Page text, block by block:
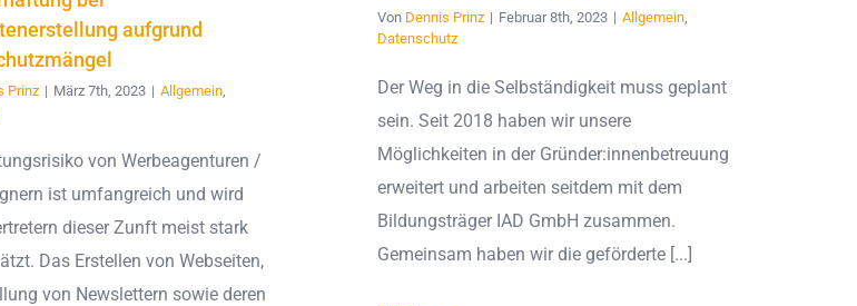
aufgrund
Prinz | März 7th, 2023 | Allgemein
von Werbeagenturen /
ist umfangreich und wird
dieser Zunft meist stark
Das Erstellen von Webseiten,
von Newslettern sowie deren
Von Dennis Prinz | Februar 8th, 2023 | Allgemein,
Datenschutz
Der Weg in die Selbständigkeit muss geplant
sein. Seit 2018 haben wir unsere
Möglichkeiten in der Gründer:innenbetreuung
erweitert und arbeiten seitdem mit dem
Bildungsträger IAD GmbH zusammen.
Gemeinsam haben wir die geförderte [...]